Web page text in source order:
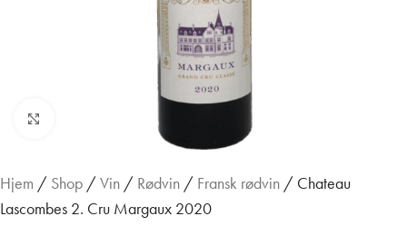
Hjem / Shop / Vin / Rødvin / Fransk rødvin / Chateau
Lascombes 2. Cru Margaux 2020